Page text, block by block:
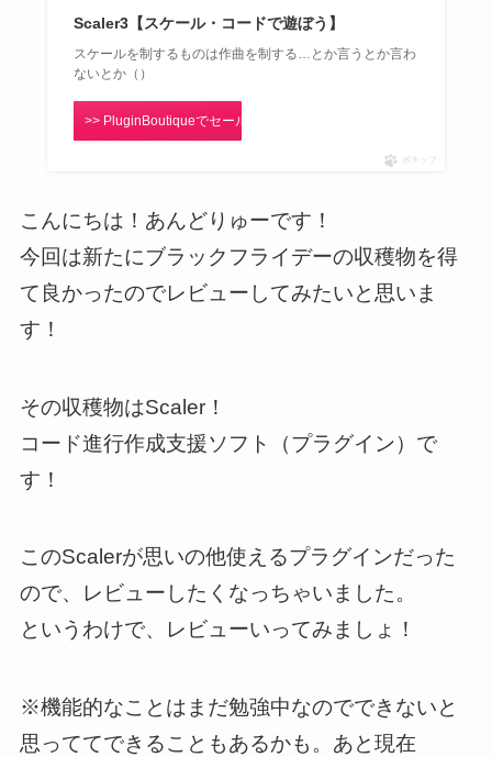
Scaler3【スケール・コードで遊ぼう】
スケールを制するものは作曲を制する…とか言うとか言わ
ないとか（）
>> PluginBoutiqueでセールをチェック！
ポチップ
こんにちは！あんどりゅーです！
今回は新たにブラックフライデーの収穫物を得
て良かったのでレビューしてみたいと思いま
す！
その収穫物はScaler！
コード進行作成支援ソフト（プラグイン）で
す！
このScalerが思いの他使えるプラグインだった
ので、レビューしたくなっちゃいました。
というわけで、レビューいってみましょ！
※機能的なことはまだ勉強中なのでできないと
思っててできることもあるかも。あと現在